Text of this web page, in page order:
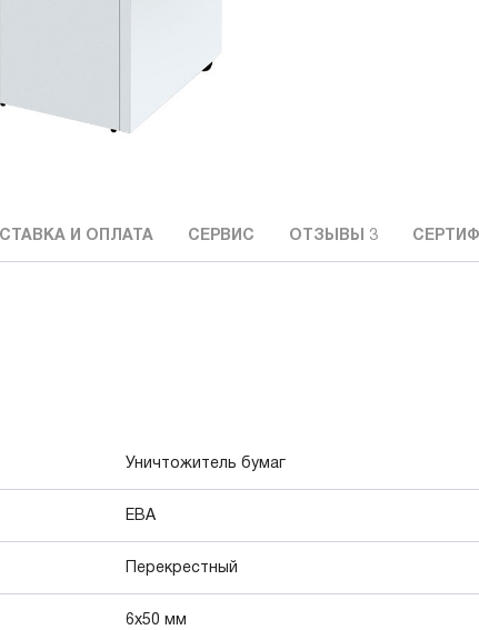
И ОПЛАТА СЕРВИС ОТЗЫВЫ 3
Уничтожитель бумаг
EBA
Перекрестный
6x50 мм